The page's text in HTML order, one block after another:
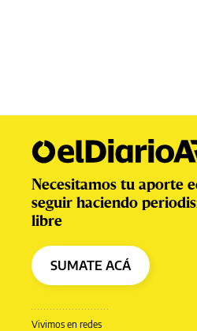
Vivimos en redes
Necesitamos tu aporte
seguir haciendo
libre
SUMATE ACÁ